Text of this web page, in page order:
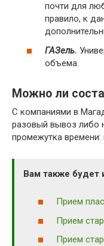
почти для
правило, к
ГАЗель.
объема.
Можно ли
С компаниями в
разовый вывоз либо
промежутка времени:
Вам также будет
Прием
Прием
Прием